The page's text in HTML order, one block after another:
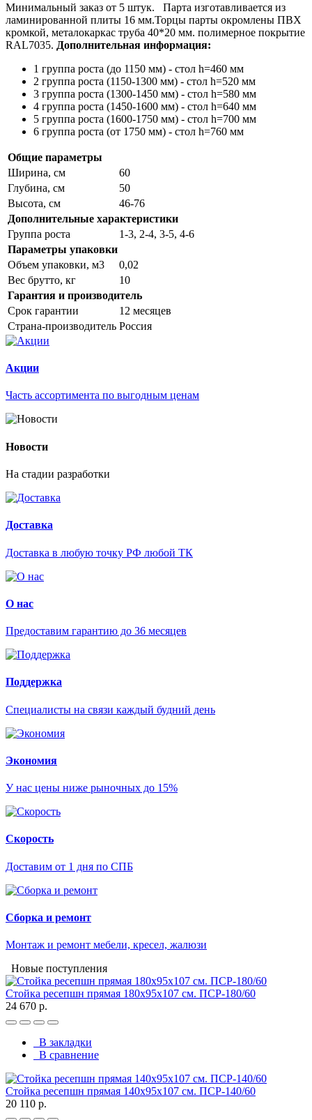
Минимальный заказ от 5 штук. Парта изготавливается из
ламинированной плиты 16 мм.Торцы парты окромлены ПВХ
кромкой, металокаркас труба 40*20 мм. полимерное покрытие
RAL7035. Дополнительная информация:
1 группа роста (до 1150 мм) - стол h=460 мм
2 группа роста (1150-1300 мм) - стол h=520 мм
3 группа роста (1300-1450 мм) - стол h=580 мм
4 группа роста (1450-1600 мм) - стол h=640 мм
5 группа роста (1600-1750 мм) - стол h=700 мм
6 группа роста (от 1750 мм) - стол h=760 мм
Общие параметры
Ширина, см
60
Глубина, см
50
Высота, см
46-76
Дополнительные характеристики
Группа роста
1-3, 2-4, 3-5, 4-6
Параметры упаковки
Объем упаковки, м3
0,02
Вес брутто, кг
10
Гарантия и производитель
Срок гарантии
12 месяцев
Страна-производитель Россия
Акции
Часть ассортимента по выгодным ценам
Новости
На стадии разработки
Доставка
Доставка в любую точку РФ любой ТК
О нас
Предоставим гарантию до 36 месяцев
Поддержка
Специалисты на связи каждый будний день
Экономия
У нас цены ниже рыночных до 15%
Скорость
Доставим от 1 дня по СПБ
Сборка и ремонт
Монтаж и ремонт мебели, кресел, жалюзи
Новые поступления
Стойка ресепшн прямая 180х95х107 см. ПСР-180/60
24 670 р.
В закладки
В сравнение
Стойка ресепшн прямая 140х95х107 см. ПСР-140/60
20 110 р.